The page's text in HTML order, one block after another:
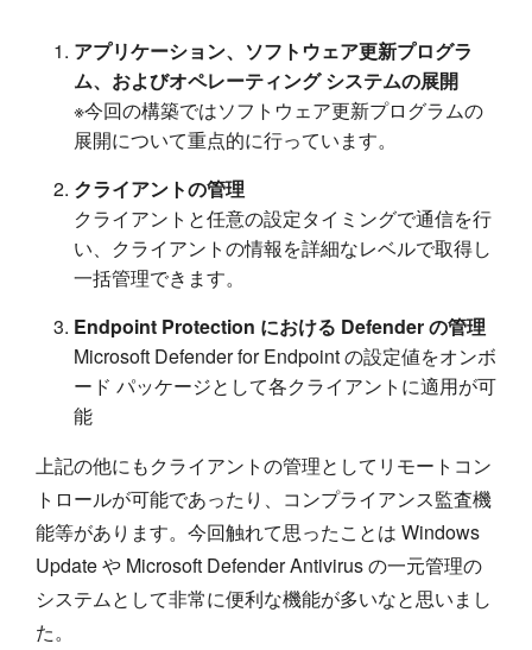
アプリケーション、ソフトウェア更新プログラ
ム、およびオペレーティング システムの展開
※今回の構築ではソフトウェア更新プログラムの
展開について重点的に行っています。
クライアントの管理
クライアントと任意の設定タイミングで通信を行
い、クライアントの情報を詳細なレベルで取得し
一括管理できます。
Endpoint Protection における Defender の管理
Microsoft Defender for Endpoint の設定値をオンボ
ード パッケージとして各クライアントに適用が可
能
上記の他にもクライアントの管理としてリモートコン
トロールが可能であったり、コンプライアンス監査機
能等があります。今回触れて思ったことは Windows
Update や Microsoft Defender Antivirus の一元管理の
システムとして非常に便利な機能が多いなと思いまし
た。